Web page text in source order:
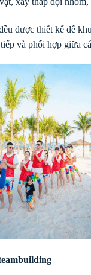
được thiết kế để
và phối hợp giữa